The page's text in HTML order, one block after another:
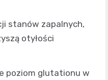
stanów zapalnych,
otyłości
poziom glutationu w